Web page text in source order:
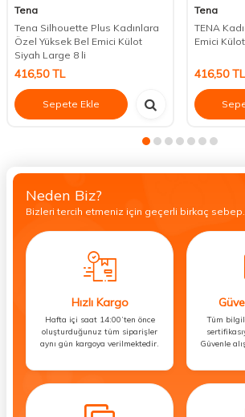
Tena
Tena Silhouette Plus Kadınlara
Özel Yüksek Bel Emici Külot
Siyah Large 8 li
416,50TL
Sepete Ekle
Tena
TENA
Emici Külot
416,50TL
Neden Biz?
Bizleri tercih etmeniz için geçerli birkaç sebep.
Hızlı Kargo
Hafta içi saat 14:00’ten önce
oluşturduğunuz tüm siparişler
aynı gün kargoya verilmektedir.
Tüm
Güvenle